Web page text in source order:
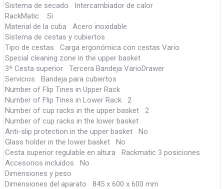
Sistema de secado Intercambiador de calor
RackMatic Si
Material de la cuba Acero inoxidable
Sistema de cestas y cubiertos
Tipo de cestas Carga ergonómica con cestas Vario
Special cleaning zone in the upper basket
3ª Cesta superior Tercera Bandeja VarioDrawer
Servicios Bandeja para cubiertos
Number of Flip Tines in Upper Rack
Number of Flip Tines in Lower Rack 2
Number of cup racks in the upper basket 2
Number of cup racks in the lower basket
Anti-slip protection in the upper basket No
Glass holder in the lower basket No
Cesta superior regulable en altura Rackmatic 3 posiciones
Accesorios incluidos No
Dimensiones y peso
Dimensiones del aparato 845 x 600 x 600 mm